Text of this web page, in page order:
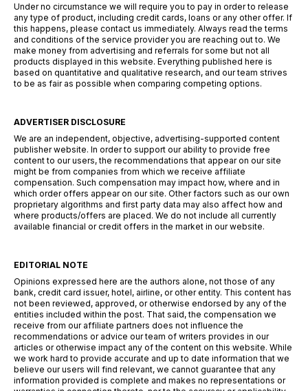
Under no circumstance we will require you to pay in order to release
any type of product, including credit cards, loans or any other offer. If
this happens, please contact us immediately. Always read the terms
and conditions of the service provider you are reaching out to. We
make money from advertising and referrals for some but not all
products displayed in this website. Everything published here is
based on quantitative and qualitative research, and our team strives
to be as fair as possible when comparing competing options.
ADVERTISER DISCLOSURE
We are an independent, objective, advertising-supported content
publisher website. In order to support our ability to provide free
content to our users, the recommendations that appear on our site
might be from companies from which we receive affiliate
compensation. Such compensation may impact how, where and in
which order offers appear on our site. Other factors such as our own
proprietary algorithms and first party data may also affect how and
where products/offers are placed. We do not include all currently
available financial or credit offers in the market in our website.
EDITORIAL NOTE
Opinions expressed here are the authors alone, not those of any
bank, credit card issuer, hotel, airline, or other entity. This content has
not been reviewed, approved, or otherwise endorsed by any of the
entities included within the post. That said, the compensation we
receive from our affiliate partners does not influence the
recommendations or advice our team of writers provides in our
articles or otherwise impact any of the content on this website. While
we work hard to provide accurate and up to date information that we
believe our users will find relevant, we cannot guarantee that any
information provided is complete and makes no representations or